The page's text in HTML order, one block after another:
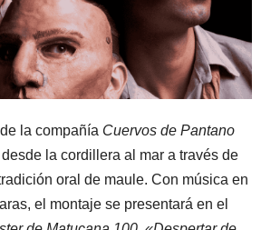
la compañía Cuervos de Pantano
la cordillera al mar a través de
oral de maule. Con música en
el montaje se presentará en el